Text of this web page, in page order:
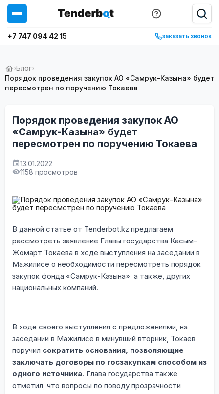
+7 747 094 42 15 заказать звонок
›Блог›
Порядок проведения закупок АО «Самрук-Казына» будет
пересмотрен по поручению Токаева
Порядок проведения закупок АО
«Самрук-Казына» будет
пересмотрен по поручению Токаева
13.01.2022
1158 просмотров
В данной статье от Tenderbot.kz предлагаем
рассмотреть заявление Главы государства Касым-
Жомарт Токаева в ходе выступления на заседании в
Мажилисе о необходимости пересмотреть порядок
закупок фонда «Самрук-Казына», а также, других
национальных компаний.
В ходе своего выступления с предложениями, на
заседании в Мажилисе в минувший вторник, Токаев
поручил сократить основания, позволяющие
заключать договоры по госзакупкам способом из
одного источника. Глава государства также
отметил, что вопросы по поводу прозрачности